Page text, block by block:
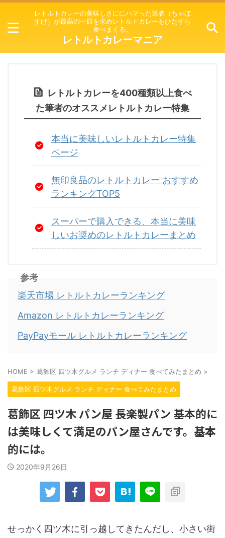
レトルトカレーの美味しさににハマった筆者（ちゃぼ
すけ）が最高の一皿を求めレトルトカレーをひたすら
食べまくる。
レトルトカレーマニア
レトルトカレーを400種類以上食べ
た筆者のオススメレトルトカレー特集
本当に美味しいレトルトカレー特集
ページ
無印良品のレトルトカレー おすすめ
ランキングTOP5
スーパーで購入できる、本当に美味
しいお奨めのレトルトカレーまとめ
参考
楽天市場 レトルトカレーランキング
Amazon レトルトカレーランキング
PayPayモール レトルトカレーランキング
HOME > 葛飾区 四ツ木グルメ ランチ ディナー 食べてみたまとめ >
葛飾区 四ツ木グルメ ランチ ディナー 食べてみたまとめ
葛飾区 四ツ木 パン屋 長楽製パン 基本的に
は美味しくて満足のパン屋さんです。基本
的には。
2020年9月26日
せっかく四ツ木に引っ越してきたんだし、小さい街